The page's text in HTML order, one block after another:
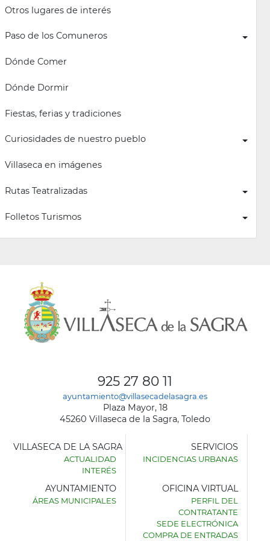
Otros lugares de interés
Paso de los Comuneros
Dónde Comer
Dónde Dormir
Fiestas, ferias y tradiciones
Curiosidades de nuestro pueblo
Villaseca en imágenes
Rutas Teatralizadas
Folletos Turismos
925 27 80 11
ayuntamiento@villasecadelasagra.es
Plaza Mayor, 18
45260 Villaseca de la Sagra, Toledo
AYUNTAMIENTO
VILLASECA DE LA SAGRA
ACTUALIDAD
INTERÉS
SERVICIOS
INCIDENCIAS URBANAS
AYUNTAMIENTO
ÁREAS MUNICIPALES
OFICINA VIRTUAL
PERFIL DEL
CONTRATANTE
SEDE ELECTRÓNICA
COMPRA DE ENTRADAS